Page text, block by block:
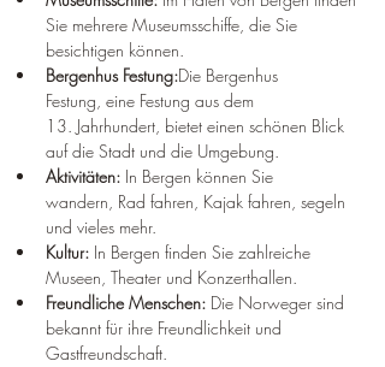
Sie mehrere Museumsschiffe, die Sie
besichtigen können.
Bergenhus Festung:Die Bergenhus
Festung, eine Festung aus dem
13. Jahrhundert, bietet einen schönen Blick
auf die Stadt und die Umgebung.
Aktivitäten: In Bergen können Sie
wandern, Rad fahren, Kajak fahren, segeln
und vieles mehr.
Kultur: In Bergen finden Sie zahlreiche
Museen, Theater und Konzerthallen.
Freundliche Menschen: Die Norweger sind
bekannt für ihre Freundlichkeit und
Gastfreundschaft.